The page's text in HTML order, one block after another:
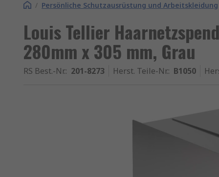
/ Persönliche Schutzausrüstung und Arbeitskleidung
Louis Tellier
280mm x 305 mm, Grau
RS Best.-Nr.: 201-8273 Herst. Teile-Nr.: B1050